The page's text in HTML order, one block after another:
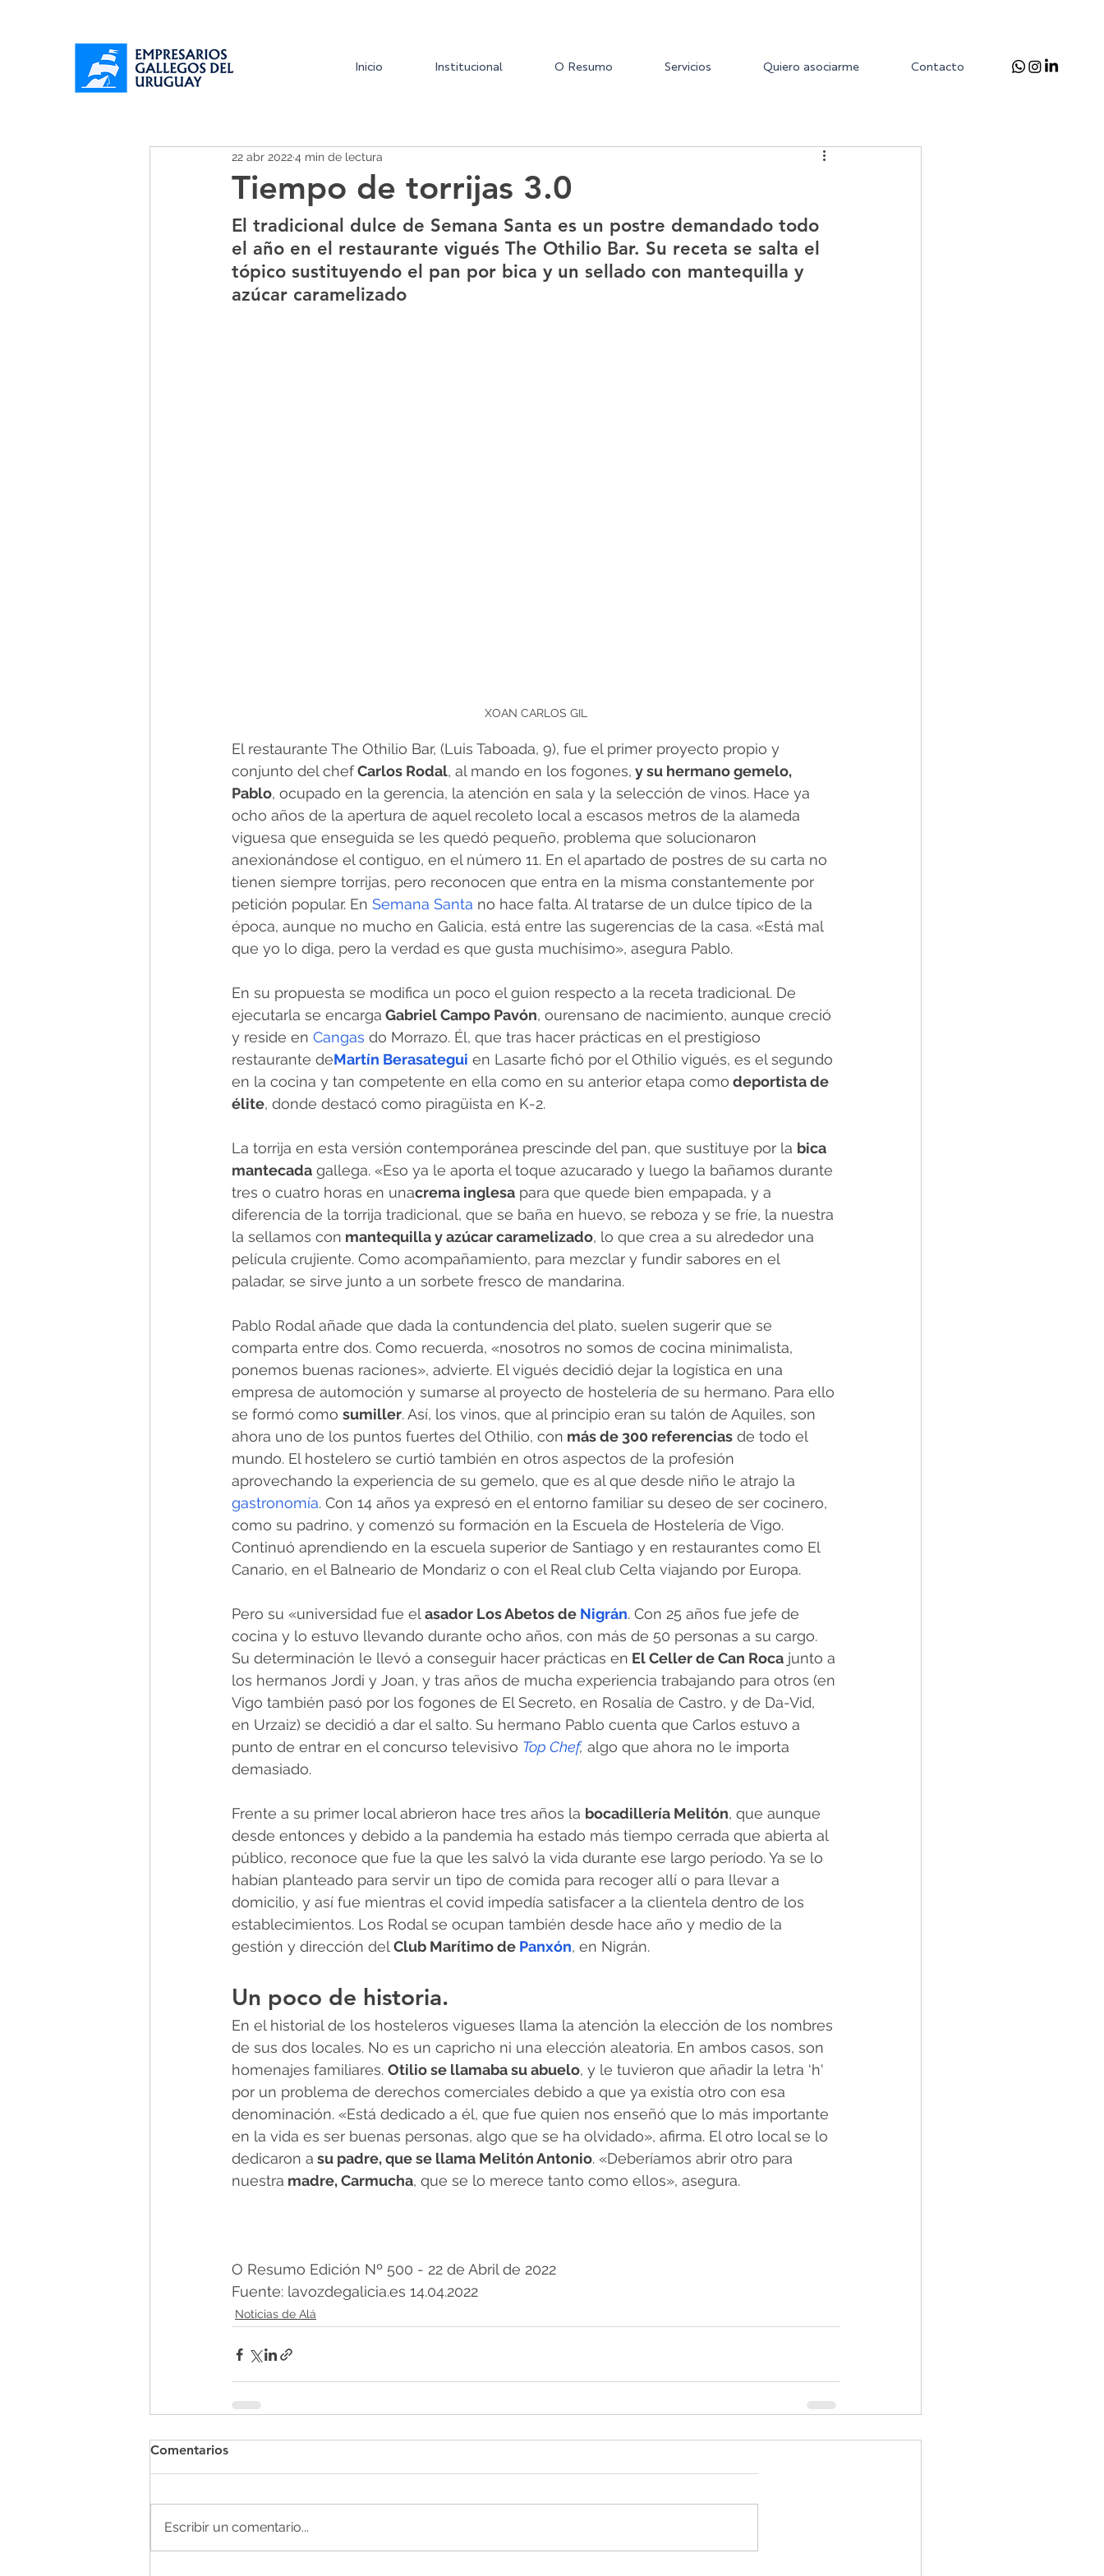
Inicio Institucional O Resumo Servicios Quiero asociarme Contacto
Tiempo de torrijas 3.0
22 abr 20224 min de lectura
El tradicional dulce de Semana Santa es un postre demandado todo
el año en el restaurante vigués The Othilio Bar. Su receta se salta el
tópico sustituyendo el pan por bica y un sellado con mantequilla y
azúcar caramelizado
XOAN CARLOS GIL
El restaurante The Othilio Bar, (Luis Taboada, 9), fue el primer proyecto propio y
conjunto del chef Carlos Rodal, al mando en los fogones, y su hermano gemelo,
Pablo, ocupado en la gerencia, la atención en sala y la selección de vinos. Hace ya
ocho años de la apertura de aquel recoleto local a escasos metros de la alameda
viguesa que enseguida se les quedó pequeño, problema que solucionaron
anexionándose el contiguo, en el número 11. En el apartado de postres de su carta no
tienen siempre torrijas, pero reconocen que entra en la misma constantemente por
petición popular. En Semana Santa no hace falta. Al tratarse de un dulce típico de la
época, aunque no mucho en Galicia, está entre las sugerencias de la casa. «Está mal
que yo lo diga, pero la verdad es que gusta muchísimo», asegura Pablo.
En su propuesta se modifica un poco el guion respecto a la receta tradicional. De
ejecutarla se encarga Gabriel Campo Pavón, ourensano de nacimiento, aunque creció
y reside en Cangas do Morrazo. Él, que tras hacer prácticas en el prestigioso
restaurante deMartín Berasategui en Lasarte fichó por el Othilio vigués, es el segundo
en la cocina y tan competente en ella como en su anterior etapa como deportista de
élite, donde destacó como piragüista en K-2.
La torrija en esta versión contemporánea prescinde del pan, que sustituye por la bica
mantecada gallega. «Eso ya le aporta el toque azucarado y luego la bañamos durante
tres o cuatro horas en unacrema inglesa para que quede bien empapada, y a
diferencia de la torrija tradicional, que se baña en huevo, se reboza y se fríe, la nuestra
la sellamos con mantequilla y azúcar caramelizado, lo que crea a su alrededor una
película crujiente. Como acompañamiento, para mezclar y fundir sabores en el
paladar, se sirve junto a un sorbete fresco de mandarina.
Pablo Rodal añade que dada la contundencia del plato, suelen sugerir que se
comparta entre dos. Como recuerda, «nosotros no somos de cocina minimalista,
ponemos buenas raciones», advierte. El vigués decidió dejar la logística en una
empresa de automoción y sumarse al proyecto de hostelería de su hermano. Para ello
se formó como sumiller. Así, los vinos, que al principio eran su talón de Aquiles, son
ahora uno de los puntos fuertes del Othilio, con más de 300 referencias de todo el
mundo. El hostelero se curtió también en otros aspectos de la profesión
aprovechando la experiencia de su gemelo, que es al que desde niño le atrajo la
gastronomía. Con 14 años ya expresó en el entorno familiar su deseo de ser cocinero,
como su padrino, y comenzó su formación en la Escuela de Hostelería de Vigo.
Continuó aprendiendo en la escuela superior de Santiago y en restaurantes como El
Canario, en el Balneario de Mondariz o con el Real club Celta viajando por Europa.
Pero su «universidad fue el asador Los Abetos de Nigrán. Con 25 años fue jefe de
cocina y lo estuvo llevando durante ocho años, con más de 50 personas a su cargo.
Su determinación le llevó a conseguir hacer prácticas en El Celler de Can Roca junto a
los hermanos Jordi y Joan, y tras años de mucha experiencia trabajando para otros (en
Vigo también pasó por los fogones de El Secreto, en Rosalía de Castro, y de Da-Vid,
en Urzaiz) se decidió a dar el salto. Su hermano Pablo cuenta que Carlos estuvo a
punto de entrar en el concurso televisivo Top Chef, algo que ahora no le importa
demasiado.
Frente a su primer local abrieron hace tres años la bocadillería Melitón, que aunque
desde entonces y debido a la pandemia ha estado más tiempo cerrada que abierta al
público, reconoce que fue la que les salvó la vida durante ese largo período. Ya se lo
habían planteado para servir un tipo de comida para recoger allí o para llevar a
domicilio, y así fue mientras el covid impedía satisfacer a la clientela dentro de los
establecimientos. Los Rodal se ocupan también desde hace año y medio de la
gestión y dirección del Club Marítimo de Panxón, en Nigrán.
Un poco de historia.
En el historial de los hosteleros vigueses llama la atención la elección de los nombres
de sus dos locales. No es un capricho ni una elección aleatoria. En ambos casos, son
homenajes familiares. Otilio se llamaba su abuelo, y le tuvieron que añadir la letra ‘h'
por un problema de derechos comerciales debido a que ya existía otro con esa
denominación. «Está dedicado a él, que fue quien nos enseñó que lo más importante
en la vida es ser buenas personas, algo que se ha olvidado», afirma. El otro local se lo
dedicaron a su padre, que se llama Melitón Antonio. «Deberíamos abrir otro para
nuestra madre, Carmucha, que se lo merece tanto como ellos», asegura.
O Resumo Edición Nº 500 - 22 de Abril de 2022
Fuente: lavozdegalicia.es 14.04.2022
Noticias de Alá
Comentarios
Escribir un comentario...